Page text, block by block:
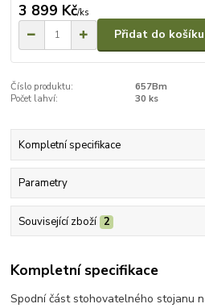
3 899 Kč/ks
Přidat do košíku
Číslo produktu:
657Bm
Počet lahví:
30 ks
Kompletní specifikace
Parametry
Související zboží 2
Kompletní specifikace
Spodní část stohovatelného stojanu